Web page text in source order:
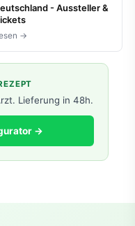
- Aussteller &
→
Lieferung in 48h.
→